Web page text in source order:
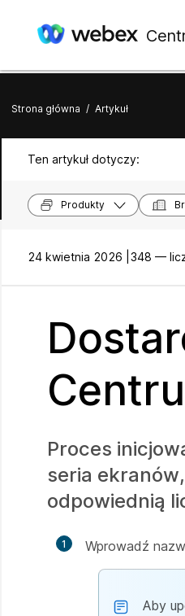
Strona główna / Artykuł
Ten artykuł dotyczy:
Produkty
24 kwietnia 2026 | 348 —
Proces
seria
odpowiednią
1 Wprowadź
Aby